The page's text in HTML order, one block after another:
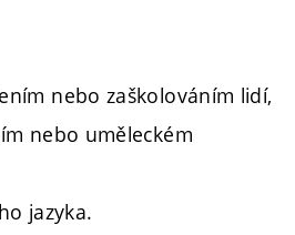
nebo zaškolováním lidí,
nebo uměleckém
jazyka.